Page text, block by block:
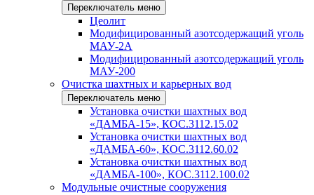
Переключатель меню
Цеолит
Модифицированный азотсодержащий уголь
МАУ-2А
Модифицированный азотсодержащий уголь
МАУ-200
Очистка шахтных и карьерных вод
Переключатель меню
Установка очистки шахтных вод
«ДАМБА-15», КОС.3112.15.02
Установка очистки шахтных вод
«ДАМБА-60», КОС.3112.60.02
Установка очистки шахтных вод
«ДАМБА-100», КОС.3112.100.02
Модульные очистные сооружения